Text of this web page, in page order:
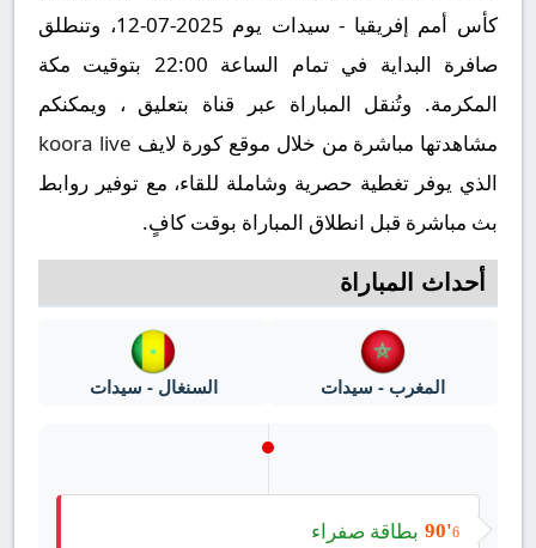
كأس أمم إفريقيا - سيدات يوم 2025-07-12، وتنطلق
صافرة البداية في تمام الساعة 22:00 بتوقيت مكة
المكرمة. وتُنقل المباراة عبر قناة بتعليق ، ويمكنكم
مشاهدتها مباشرة من خلال موقع كورة لايف koora live
الذي يوفر تغطية حصرية وشاملة للقاء، مع توفير روابط
بث مباشرة قبل انطلاق المباراة بوقت كافٍ.
أحداث المباراة
المغرب - سيدات السنغال - سيدات
90'6
بطاقة صفراء